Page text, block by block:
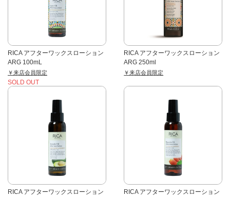
RICA アフターワックスローション
ARG 100mL
￥来店会員限定
SOLD OUT
RICA アフターワックスローション
ARG 250ml
￥来店会員限定
RICA アフターワックスローション
RICA アフターワックスローション